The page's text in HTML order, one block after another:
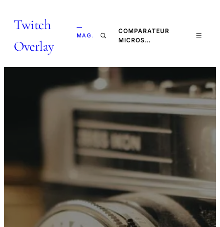
Twitch
Overlay
—
MAG.
COMPARATEUR
MICROS…